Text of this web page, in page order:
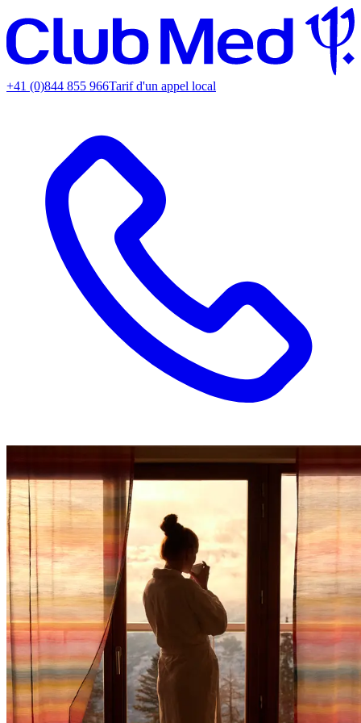
+41 (0)844 855 966Tarif d'un appel local